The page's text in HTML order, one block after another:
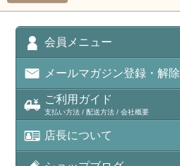
会員メニュー
メールマガジン登録・解除
ご利用ガイド
支払い方法 / 配送方法 / 会社概要
店長について